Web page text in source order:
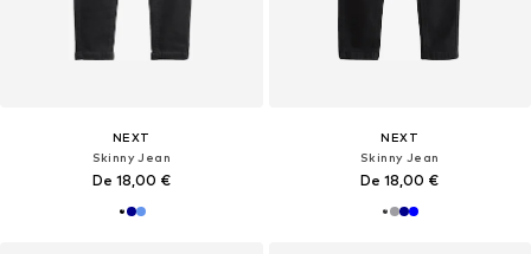
NEXT
Skinny Jean
De 18,00 €
NEXT
Skinny Jean
De 18,00 €